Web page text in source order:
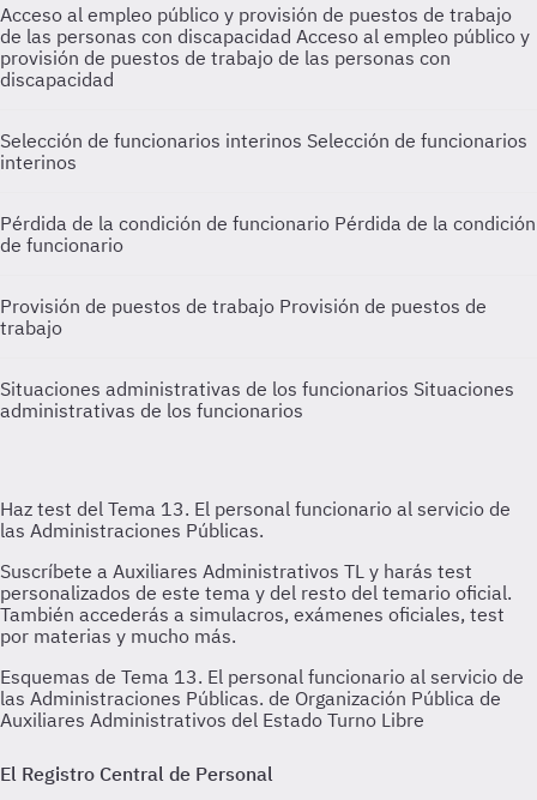
Acceso al empleo público y provisión de puestos de trabajo
de las personas con discapacidad Acceso al empleo público y
provisión de puestos de trabajo de las personas con
discapacidad
Selección de funcionarios interinos Selección de funcionarios
interinos
Pérdida de la condición de funcionario Pérdida de la condición
de funcionario
Provisión de puestos de trabajo Provisión de puestos de
trabajo
Situaciones administrativas de los funcionarios Situaciones
administrativas de los funcionarios
Esquemas de Tema 13. El personal funcionario al servicio de
las Administraciones Públicas. de Organización Pública de
Auxiliares Administrativos del Estado Turno Libre
El Registro Central de Personal